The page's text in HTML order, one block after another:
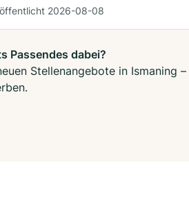
2026-08-08
Passendes dabei?
Stellenangebote in Ismaning